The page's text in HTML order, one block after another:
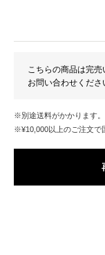
こちらの商品は完
お問い合わせくださ
※別途送料がかかります。
※¥10,000以上のご注文